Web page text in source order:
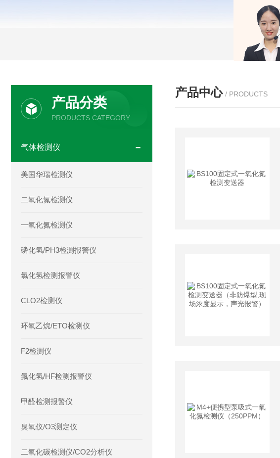
产品分类
PRODUCTS CATEGORY
气体检测仪
美国华瑞检测仪
二氧化氮检测仪
一氧化氮检测仪
磷化氢/PH3检测报警仪
氯化氢检测报警仪
CLO2检测仪
环氧乙烷/ETO检测仪
F2检测仪
氟化氢/HF检测报警仪
甲醛检测报警仪
臭氧仪/O3测定仪
二氧化碳检测仪/CO2分析仪
产品中心 / PRODUCTS